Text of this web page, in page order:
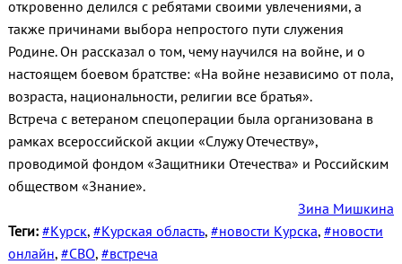
откровенно делился с ребятами своими увлечениями, а
также причинами выбора непростого пути служения
Родине. Он рассказал о том, чему научился на войне, и о
настоящем боевом братстве: «На войне независимо от пола,
возраста, национальности, религии все братья».
Встреча с ветераном спецоперации была организована в
рамках всероссийской акции «Служу Отечеству»,
проводимой фондом «Защитники Отечества» и Российским
обществом «Знание».
Зина Мишкина
Теги: #Курск, #Курская область, #новости Курска, #новости
онлайн, #СВО, #встреча